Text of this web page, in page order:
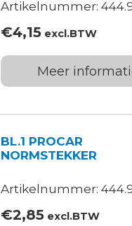
Artikelnummer:
€4,15excl.BTW
Meer
BL.1 PROCAR
NORMSTEKKER
Artikelnummer:
€2,85excl.BTW